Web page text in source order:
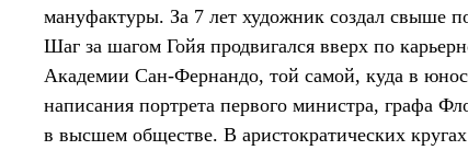
мануфактуры. За 7 лет художник создал свыше
Шаг за шагом Гойя продвигался вверх по
Академии Сан-Фернандо, той самой, куда в
написания портрета первого министра, графа
в высшем обществе. В аристократических